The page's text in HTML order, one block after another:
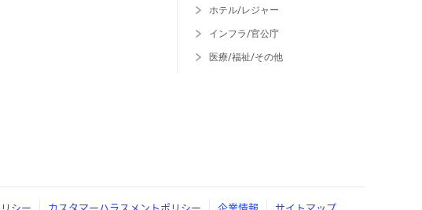
ホテル/レジャー
インフラ/官公庁
医療/福祉/その他